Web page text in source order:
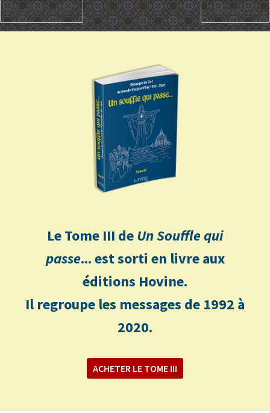
PRÉCÉDENT SUIVANT
Le Tome III deUn Souffle qui
passe... est sorti en livre aux
éditions Hovine.
Il regroupe les messages de 1992 à
2020.
ACHETER LE TOME III